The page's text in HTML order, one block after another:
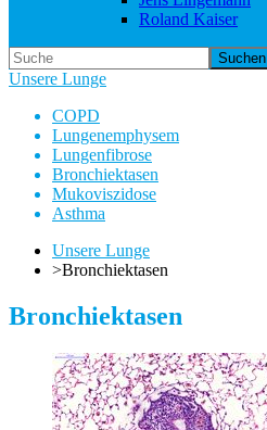
Roland Kaiser
Suchen
Unsere Lunge
COPD
Lungenemphysem
Lungenfibrose
Bronchiektasen
Mukoviszidose
Asthma
Unsere Lunge
>Bronchiektasen
Bronchiektasen